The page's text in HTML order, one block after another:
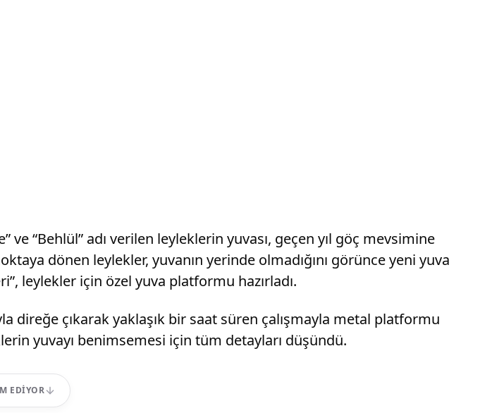
“Behlül” adı verilen leyleklerin yuvası, geçen yıl göç mevsimine
dönen leylekler, yuvanın yerinde olmadığını görünce yeni yuva
leylekler için özel yuva platformu hazırladı.
direğe çıkarak yaklaşık bir saat süren çalışmayla metal platformu
yuvayı benimsemesi için tüm detayları düşündü.
EDIYOR